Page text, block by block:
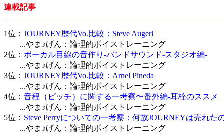
連載記事
1位： JOURNEY歴代Vo.比較：Steve Augeri
...やま♪げん：論理的ボイストレーニング
2位： ボーカル目線の音作り-バンドサウンド-スタジオ編-
...やま♪げん：論理的ボイストレーニング
3位： JOURNEY歴代Vo.比較：Arnel Pineda
...やま♪げん：論理的ボイストレーニング
4位： 音程（ピッチ）に関する一考察〜番外編-耳栓のススメ
...やま♪げん：論理的ボイストレーニング
5位： Steve Perryについての一考察：何故JOURNEYは売れた
...やま♪げん：論理的ボイストレーニング